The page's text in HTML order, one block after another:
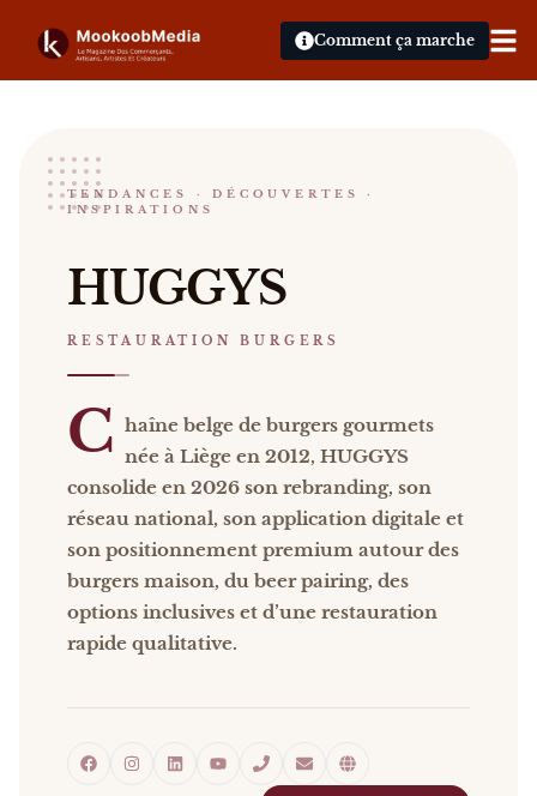
Comment ça marche
Huggy's
RESTAURATION BURGERS
HUGGYS Chaîne belge de burgers gourmets
Catalogue : restaurants, presse, vidéos
TENDANCES · DÉCOUVERTES ·
INSPIRATIONS
HUGGYS
RESTAURATION BURGERS
C haîne belge de burgers gourmets
née à Liège en 2012, HUGGYS
consolide en 2026 son rebranding, son
réseau national, son application digitale et
son positionnement premium autour des
burgers maison, du beer pairing, des
options inclusives et d’une restauration
rapide qualitative.